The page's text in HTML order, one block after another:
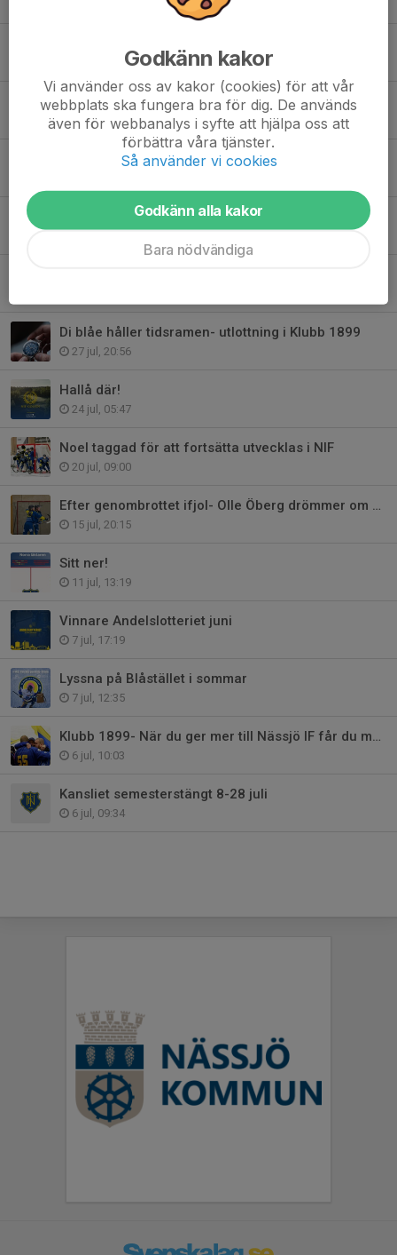
2 aug, 21:06
Grattis och tack- Meier Andersson
31 jul, 15:17
Di blåe håller tidsramen- utlottning i Klubb 1899
27 jul, 20:56
Hallå där!
24 jul, 05:47
Noel taggad för att fortsätta utvecklas i NIF
20 jul, 09:00
Efter genombrottet ifjol- Olle Öberg drömmer om kommande säsong
15 jul, 20:15
Sitt ner!
11 jul, 13:19
Vinnare Andelslotteriet juni
7 jul, 17:19
Lyssna på Blåstället i sommar
7 jul, 12:35
Klubb 1899- När du ger mer till Nässjö IF får du mer tillbaka
6 jul, 10:03
Kansliet semesterstängt 8-28 juli
6 jul, 09:34
Godkänn kakor
Vi använder oss av kakor (cookies) för att vår
webbplats ska fungera bra för dig. De används
även för webbanalys i syfte att hjälpa oss att
förbättra våra tjänster.
Så använder vi cookies
Godkänn alla kakor
Bara nödvändiga